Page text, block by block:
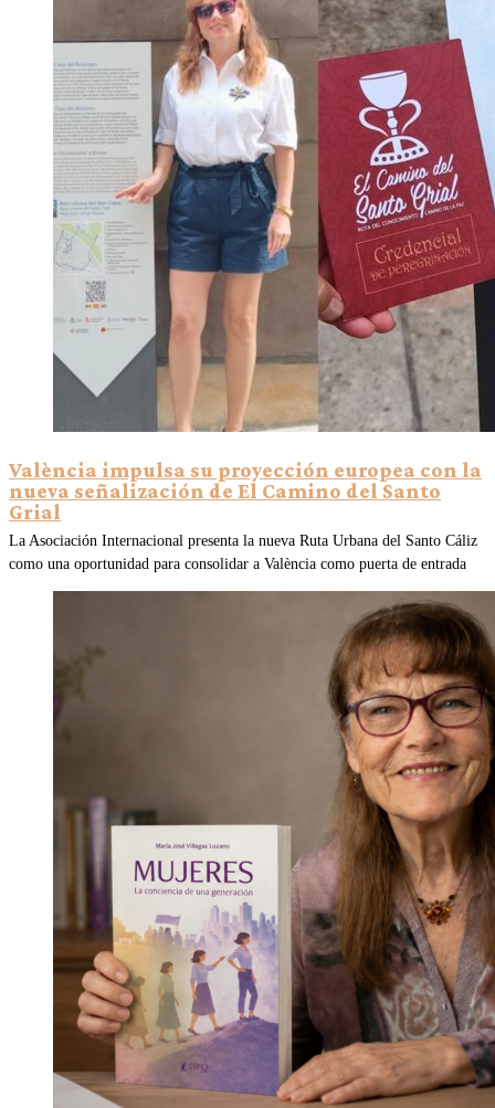
València impulsa su proyección europea con la
nueva señalización de El Camino del Santo
Grial
La Asociación Internacional presenta la nueva Ruta Urbana del Santo Cáliz
como una oportunidad para consolidar a València como puerta de entrada